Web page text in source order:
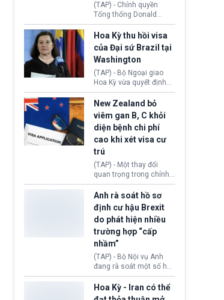
(TAP) - Chính quyền
Tổng thống Donald
Trump đã hoàn trả
khoảng 100 tỷ USD thuế
quan từng thu theo Đạo
luật Quyền hạn Kinh tế
Khẩn cấp Quốc tế
(IEEPA). Động thái này
diễn ra sau phán quyết
hồi tháng 2 bởi Tòa án
Tối cao Hoa Kỳ
(SCOTUS) khi tuyên bố,
việc áp thuế diện rộng là
hoàn toàn bất hợp pháp.
Hoa Kỳ thu hồi visa
của Đại sứ Brazil tại
Washington
(TAP) - Bộ Ngoại giao
Hoa Kỳ vừa quyết định
thu hồi thị thực (visa)
của bà Maria Luiza
Ribeiro Viotti - Đại sứ
Brazil tại Washington.
Động thái trên diễn ra
trong bối cảnh tranh
chấp ngoại giao giữa
chính quyền Tổng thống
Donald Trump và chính
phủ cánh tả Tổng thống
da Silva đang leo thang
gay gắt.
New Zealand bỏ
viêm gan B, C khỏi
diện bệnh chi phí
cao khi xét visa cư
trú
(TAP) - Một thay đổi
quan trọng trong chính
sách nhập cư của New
Zealand đang mở ra
thêm cơ hội cho nhiều
người muốn định cư. Từ
nay, người mắc viêm
gan B hoặc viêm gan C
sẽ không còn bị mặc
định không đáp ứng tiêu
chuẩn sức khỏe chỉ vì
chi phí điều trị khi nộp hồ
Anh rà soát hồ sơ
định cư hậu Brexit
do phát hiện nhiều
trường hợp “cấp
nhầm”
(TAP) - Bộ Nội vụ Anh
đang rà soát một số hồ
sơ thuộc Chương trình
Định cư EU (EU
Settlement Scheme -
Hoa Kỳ - Iran có thể